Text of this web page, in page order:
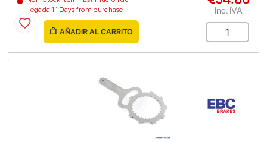
llegada 11 Days from purchase
Inc. IVA
AÑADIR AL CARRITO